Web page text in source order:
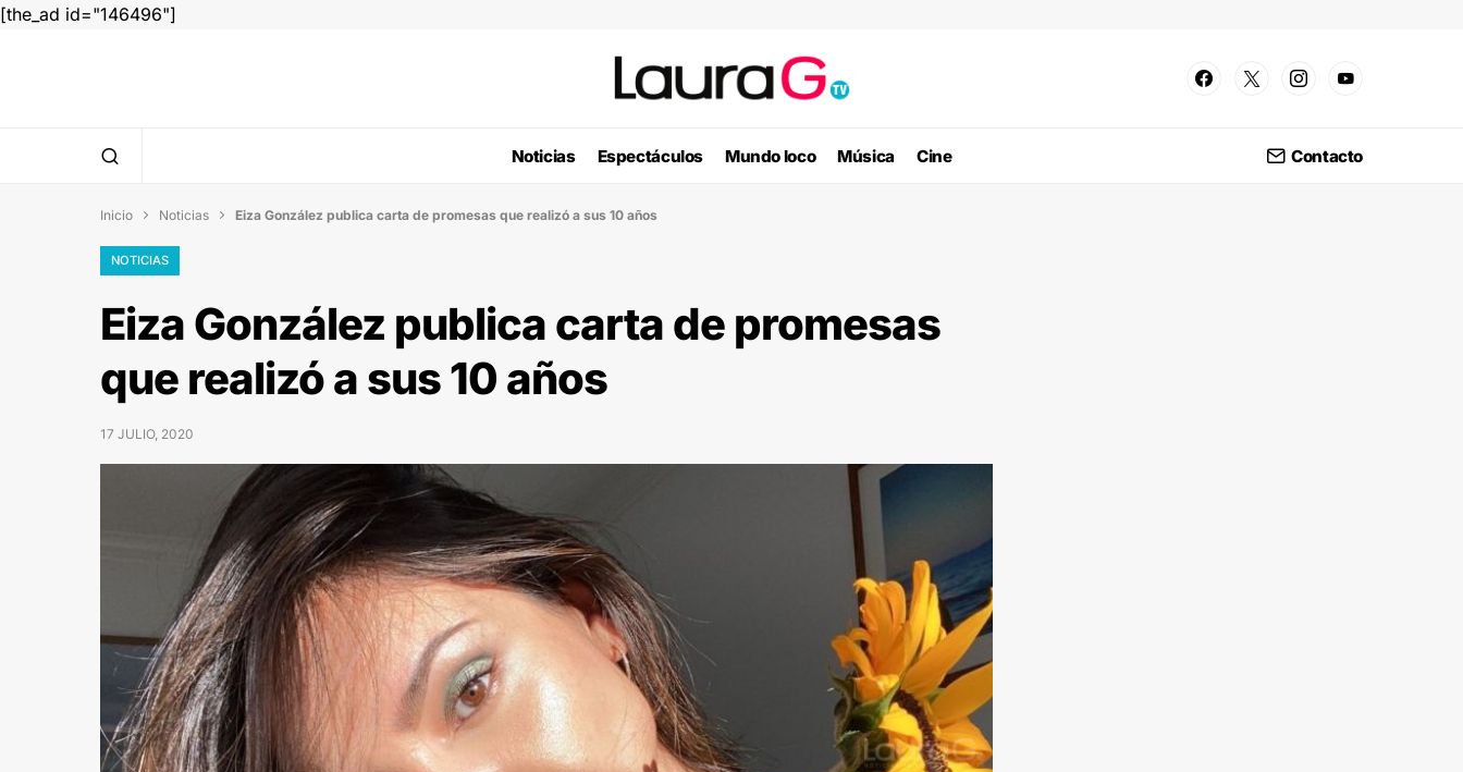
[the_ad id="146496"]
Noticias Espectáculos Mundo loco Música Cine Contacto
Inicio  Noticias  Eiza González publica carta de promesas que realizó a sus 10 años
NOTICIAS
Eiza González publica carta de promesas
que realizó a sus 10 años
17 JULIO, 2020